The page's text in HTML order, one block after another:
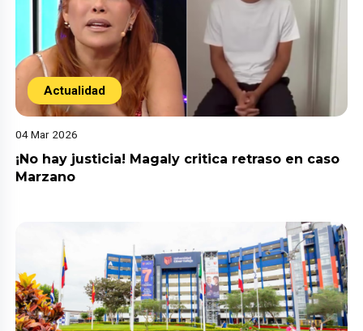
Actualidad
04 Mar 2026
¡No hay justicia! Magaly critica retraso en caso
Marzano